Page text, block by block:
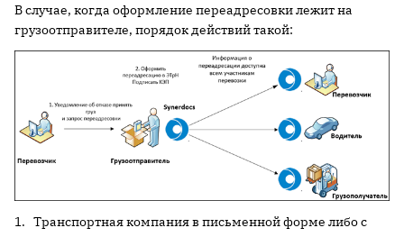
В случае, когда оформление переадресовки лежит на
грузоотправителе, порядок действий такой:
1. Транспортная компания в письменной форме либо с